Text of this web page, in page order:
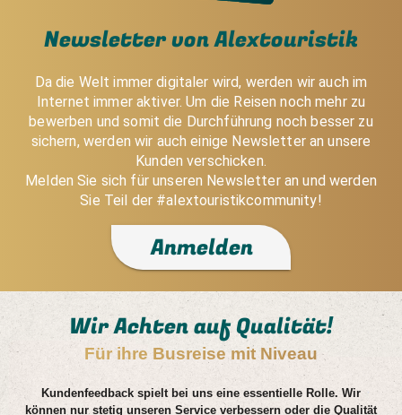
Newsletter von Alextouristik
Da die Welt immer digitaler wird, werden wir auch im
Internet immer aktiver. Um die Reisen noch mehr zu
bewerben und somit die Durchführung noch besser zu
sichern, werden wir auch einige Newsletter an unsere
Kunden verschicken.
Melden Sie sich für unseren Newsletter an und werden
Sie Teil der #alextouristikcommunity!
Anmelden
Wir Achten auf Qualität!
Für ihre Busreise mit Niveau
Kundenfeedback spielt bei uns eine essentielle Rolle. Wir
können nur stetig unseren Service verbessern oder die Qualität